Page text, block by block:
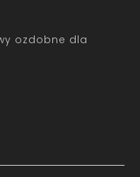
ozdobne dla